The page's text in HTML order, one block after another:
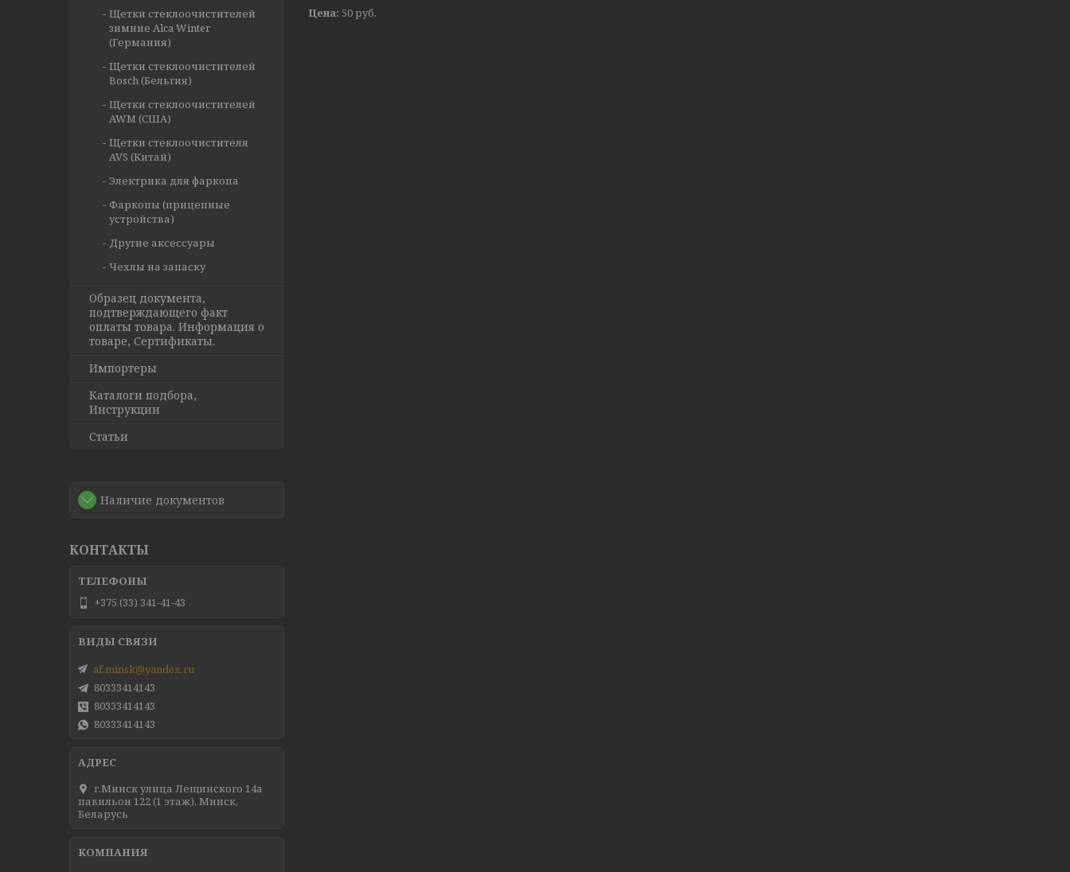
Цена: 50 руб.
Щетки стеклоочистителей
зимние Alca Winter
(Германия)
Щетки стеклоочистителей
Bosch (Бельгия)
Щетки стеклоочистителей
AWM (США)
Щетки стеклоочистителя
AVS (Китай)
Электрика для фаркопа
Фаркопы (прицепные
устройства)
Другие аксессуары
Чехлы на запаску
Образец документа,
подтверждающего факт
оплаты товара. Информация о
товаре, Сертификаты.
Импортеры
Каталоги подбора,
Инструкции
Статьи
Наличие документов
КОНТАКТЫ
+375 (33) 341-41-43
af.minsk@yandex.ru
80333414143
80333414143
80333414143
г.Минск улица Лещинского 14а
павильон 122 (1 этаж), Минск,
Беларусь